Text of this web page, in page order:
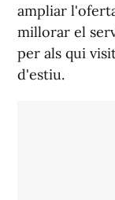
ampliar
millorar el
per als qui
d'estiu.